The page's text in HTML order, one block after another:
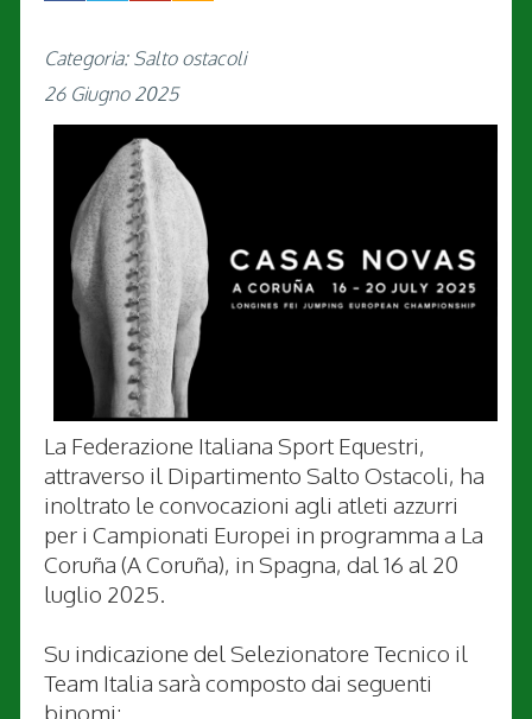
Categoria: Salto ostacoli
26 Giugno 2025
La Federazione Italiana Sport Equestri,
attraverso il Dipartimento Salto Ostacoli, ha
inoltrato le convocazioni agli atleti azzurri
per i Campionati Europei in programma a La
Coruña (A Coruña), in Spagna, dal 16 al 20
luglio 2025.
Su indicazione del Selezionatore Tecnico il
Team Italia sarà composto dai seguenti
binomi: